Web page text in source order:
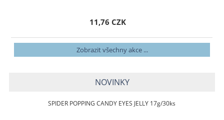
11,76 CZK
Zobrazit všechny akce ...
NOVINKY
SPIDER POPPING CANDY EYES JELLY 17g/30ks